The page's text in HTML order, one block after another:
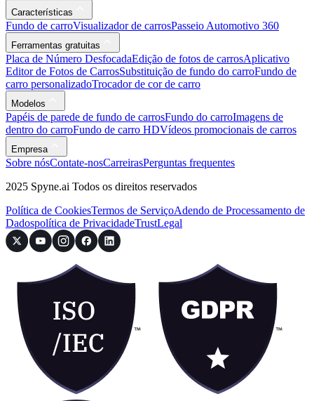
Características
Fundo de carroVisualizador de carrosPasseio Automotivo 360
Ferramentas gratuitas
Placa de Número DesfocadaEdição de fotos de carrosAplicativo
Editor de Fotos de CarrosSubstituição de fundo do carroFundo de
carro personalizadoTrocador de cor de carro
Modelos
Papéis de parede de fundo de carrosFundo do carroImagens de
dentro do carroFundo de carro HDVídeos promocionais de carros
Empresa
Sobre nósContate-nosCarreirasPerguntas frequentes
2025 Spyne.ai Todos os direitos reservados
Política de CookiesTermos de ServiçoAdendo de Processamento de
Dadospolítica de PrivacidadeTrustLegal